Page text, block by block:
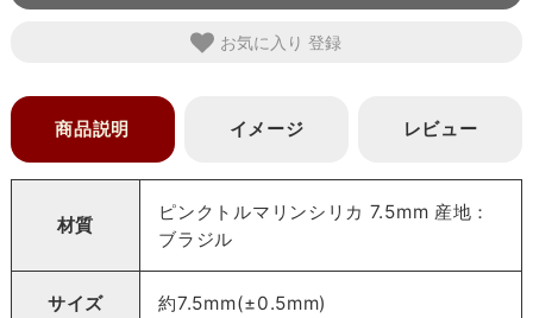
お気に入り
商品説明 イメージ レビュー
材質
ピンクトルマリンシリカ 7.5mm 産地：
ブラジル
サイズ 約7.5mm(±0.5mm)